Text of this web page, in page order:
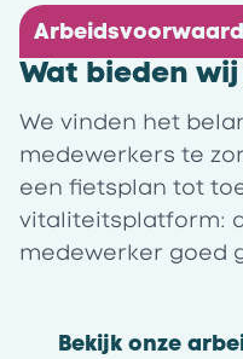
Wat bieden wij
We vinden het
medewerkers te
een fietsplan tot
vitaliteitsplatform:
medewerker goed
Bekijk onze